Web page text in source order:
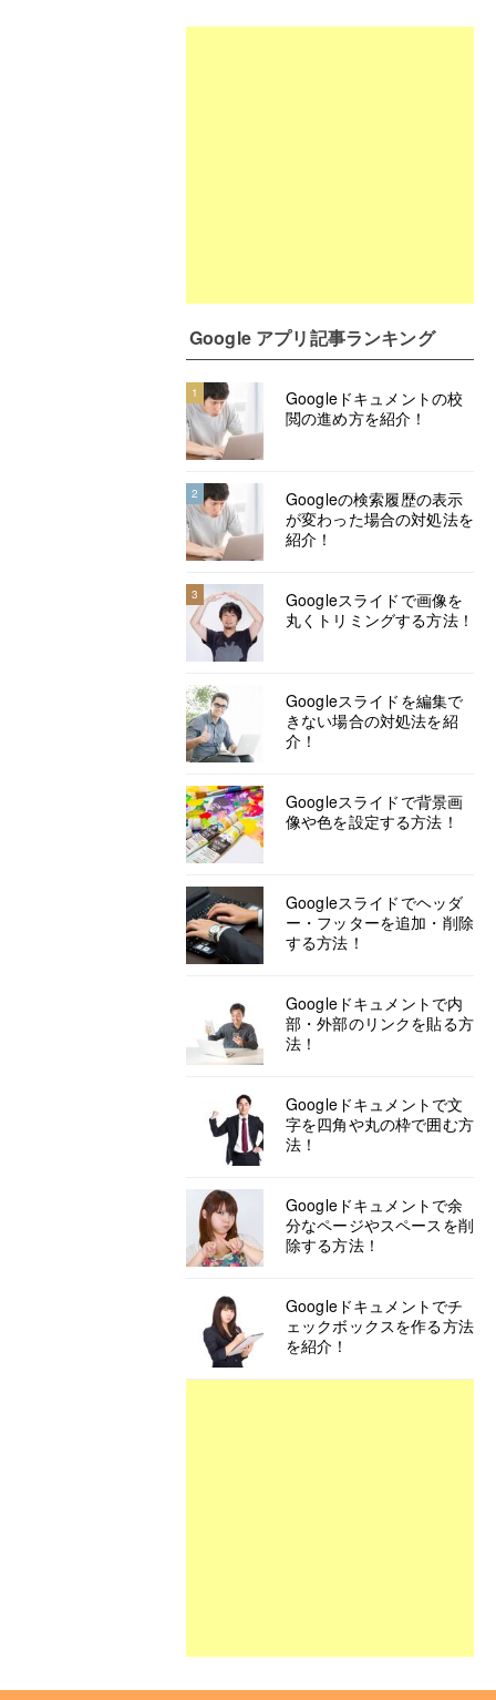
Google アプリ記事ランキング
1
Googleドキュメントの校
閲の進め方を紹介！
2
Googleの検索履歴の表示
が変わった場合の対処法を
紹介！
3
Googleスライドで画像を
丸くトリミングする方法！
Googleスライドを編集で
きない場合の対処法を紹
介！
Googleスライドで背景画
像や色を設定する方法！
Googleスライドでヘッダ
ー・フッターを追加・削除
する方法！
Googleドキュメントで内
部・外部のリンクを貼る方
法！
Googleドキュメントで文
字を四角や丸の枠で囲む方
法！
Googleドキュメントで余
分なページやスペースを削
除する方法！
Googleドキュメントでチ
ェックボックスを作る方法
を紹介！